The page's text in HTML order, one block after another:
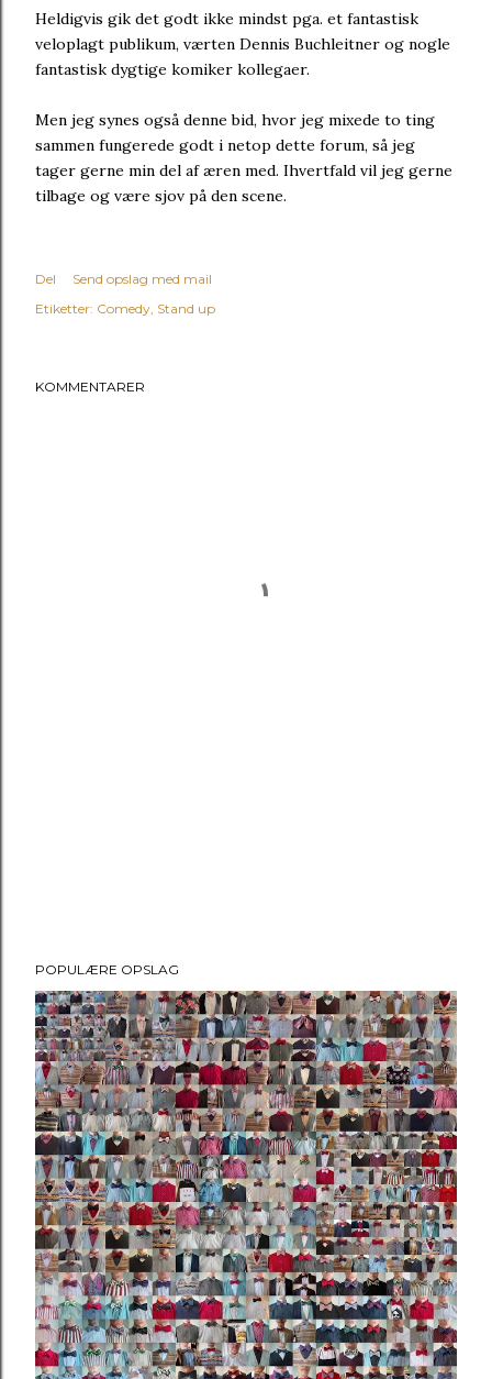
Heldigvis gik det godt ikke mindst pga. et fantastisk
veloplagt publikum, værten Dennis Buchleitner og nogle
fantastisk dygtige komiker kollegaer.
Men jeg synes også denne bid, hvor jeg mixede to ting
sammen fungerede godt i netop dette forum, så jeg
tager gerne min del af æren med. Ihvertfald vil jeg gerne
tilbage og være sjov på den scene.
Del
Send opslag med mail
Etiketter: Comedy Stand up
KOMMENTARER
POPULÆRE OPSLAG